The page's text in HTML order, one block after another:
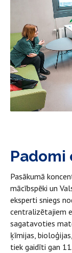
Padomi
Pasākumā
mācībspēki un
eksperti sniegs
centralizētajiem
sagatavoties
ķīmijas,
tiek gaidīti gan